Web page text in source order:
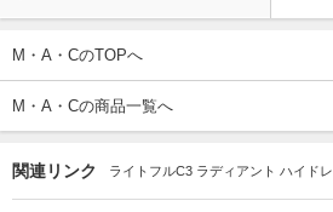
M・A・CのTOPへ
M・A・Cの商品一覧へ
関連リンク ライトフルC3 ラディアント ハイド